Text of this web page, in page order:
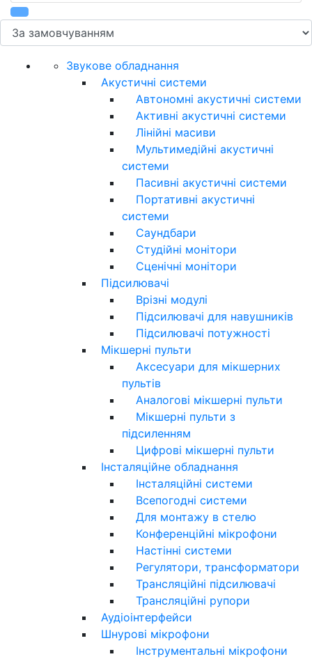
Звукове обладнання
Акустичні системи
Автономні акустичні системи
Активні акустичні системи
Лінійні масиви
Мультимедійні акустичні
системи
Пасивні акустичні системи
Портативні акустичні
системи
Саундбари
Студійні монітори
Сценічні монітори
Підсилювачі
Врізні модулі
Підсилювачі для навушників
Підсилювачі потужності
Мікшерні пульти
Аксесуари для мікшерних
пультів
Аналогові мікшерні пульти
Мікшерні пульти з
підсиленням
Цифрові мікшерні пульти
Інсталяційне обладнання
Інсталяційні системи
Всепогодні системи
Для монтажу в стелю
Конференційні мікрофони
Настінні системи
Регулятори, трансформатори
Трансляційні підсилювачі
Трансляційні рупори
Аудіоінтерфейси
Шнурові мікрофони
Інструментальні мікрофони